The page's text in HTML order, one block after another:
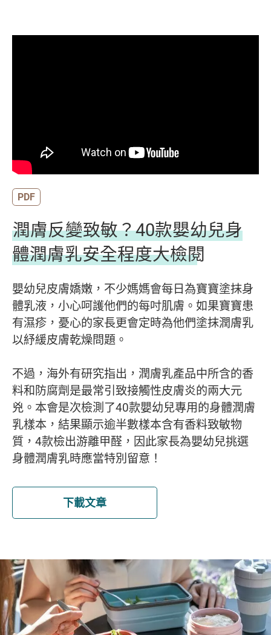
PDF
潤膚反變致敏？40款嬰幼兒身
體潤膚乳安全程度大檢閱
嬰幼兒皮膚嬌嫩，不少媽媽會每日為寶寶塗抹身
體乳液，小心呵護他們的每吋肌膚。如果寶寶患
有濕疹，憂心的家長更會定時為他們塗抹潤膚乳
以紓緩皮膚乾燥問題。
不過，海外有研究指出，潤膚乳產品中所含的香
料和防腐劑是最常引致接觸性皮膚炎的兩大元
兇。本會是次檢測了40款嬰幼兒專用的身體潤膚
乳樣本，結果顯示逾半數樣本含有香料致敏物
質，4款檢出游離甲醛，因此家長為嬰幼兒挑選
身體潤膚乳時應當特別留意！
下載文章